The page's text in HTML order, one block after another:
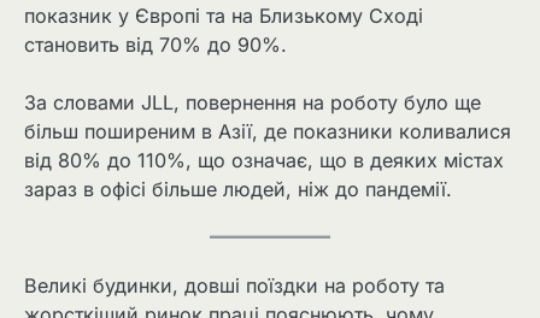
показник у Європі та на Близькому Сході
становить від 70% до 90%.
За словами JLL, повернення на роботу було ще
більш поширеним в Азії, де показники коливалися
від 80% до 110%, що означає, що в деяких містах
зараз в офісі більше людей, ніж до пандемії.
Великі будинки, довші поїздки на роботу та